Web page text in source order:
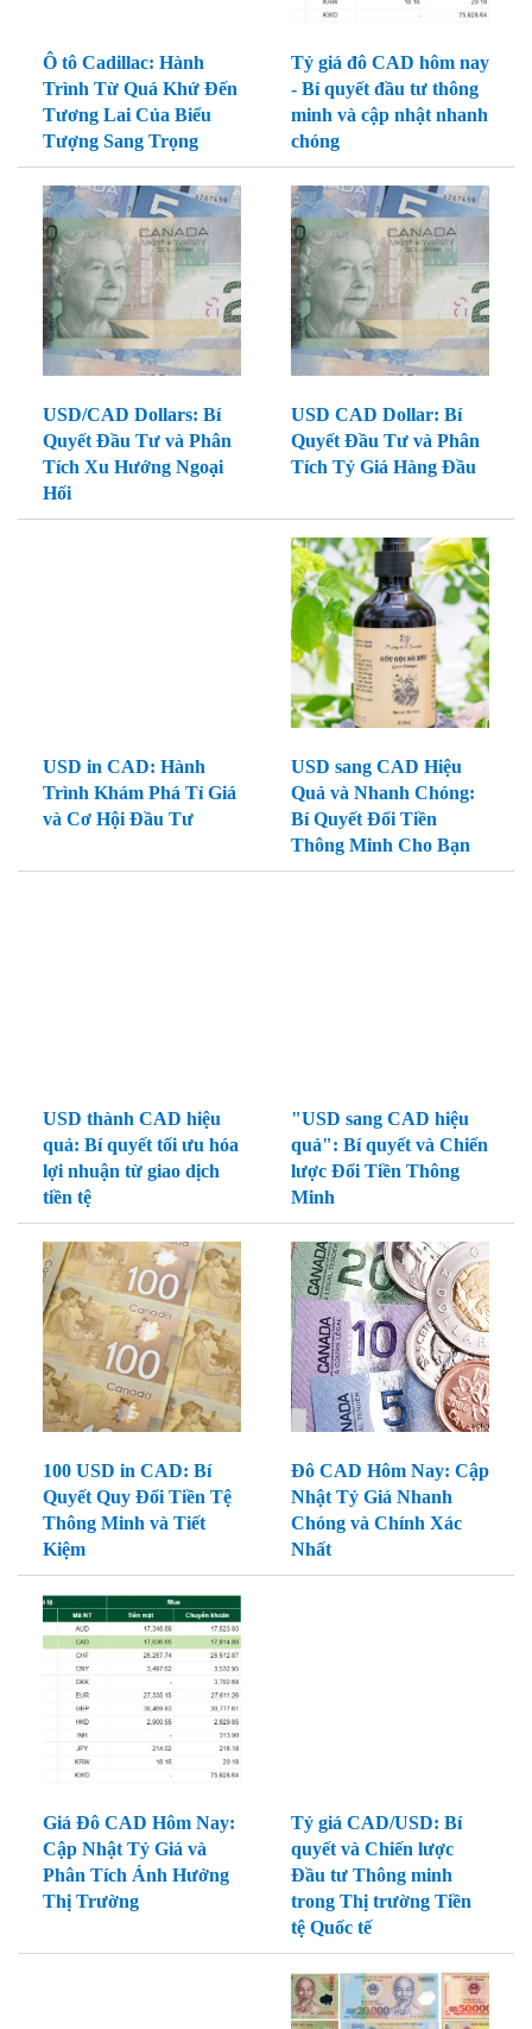
Ô tô Cadillac: Hành
Trình Từ Quá Khứ Đến
Tương Lai Của Biểu
Tượng Sang Trọng
Tỷ giá đô CAD hôm nay
- Bí quyết đầu tư thông
minh và cập nhật nhanh
chóng
USD/CAD Dollars: Bí
Quyết Đầu Tư và Phân
Tích Xu Hướng Ngoại
Hối
USD CAD Dollar: Bí
Quyết Đầu Tư và Phân
Tích Tỷ Giá Hàng Đầu
USD in CAD: Hành
Trình Khám Phá Tỉ Giá
và Cơ Hội Đầu Tư
USD sang CAD Hiệu
Quả và Nhanh Chóng:
Bí Quyết Đổi Tiền
Thông Minh Cho Bạn
USD thành CAD hiệu
quả: Bí quyết tối ưu hóa
lợi nhuận từ giao dịch
tiền tệ
"USD sang CAD hiệu
quả": Bí quyết và Chiến
lược Đổi Tiền Thông
Minh
100 USD in CAD: Bí
Quyết Quy Đổi Tiền Tệ
Thông Minh và Tiết
Kiệm
Đô CAD Hôm Nay: Cập
Nhật Tỷ Giá Nhanh
Chóng và Chính Xác
Nhất
Giá Đô CAD Hôm Nay:
Cập Nhật Tỷ Giá và
Phân Tích Ảnh Hưởng
Thị Trường
Tỷ giá CAD/USD: Bí
quyết và Chiến lược
Đầu tư Thông minh
trong Thị trường Tiền
tệ Quốc tế